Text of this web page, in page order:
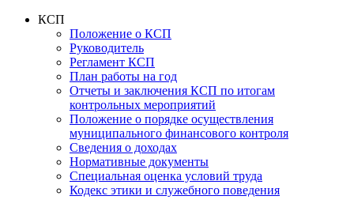
КСП
Положение о КСП
Руководитель
Регламент КСП
План работы на год
Отчеты и заключения КСП по итогам
контрольных мероприятий
Положение о порядке осуществления
муниципального финансового контроля
Сведения о доходах
Нормативные документы
Специальная оценка условий труда
Кодекс этики и служебного поведения